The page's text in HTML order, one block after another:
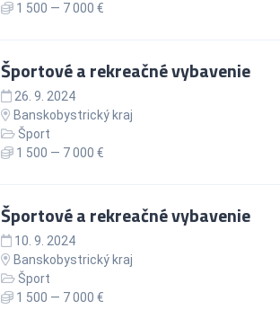
1 500 — 7 000 €
Športové a rekreačné vybavenie
26. 9. 2024
Banskobystrický kraj
Šport
1 500 — 7 000 €
Športové a rekreačné vybavenie
10. 9. 2024
Banskobystrický kraj
Šport
1 500 — 7 000 €